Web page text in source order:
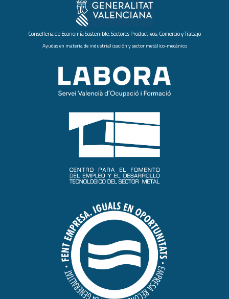
Conselleria de Economía Sostenible, Sectores Productivos, Comercio y Trabajo
Ayudas en materia de industrialización y sector metálico-mecánico